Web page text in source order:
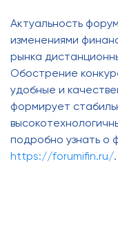
Актуальность
изменениями
рынка
Обострение
удобные и
формирует
подробно узнать о
https://forumifin.ru/.